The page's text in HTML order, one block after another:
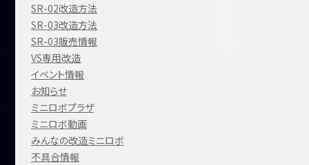
SR-02改造方法
SR-03改造方法
SR-03販売情報
VS専用改造
イベント情報
お知らせ
ミニロボプラザ
ミニロボ動画
みんなの改造ミニロボ
不具合情報